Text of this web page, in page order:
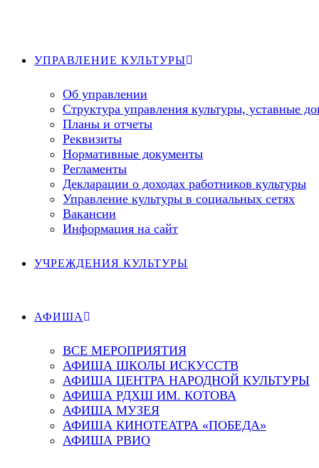
УПРАВЛЕНИЕ КУЛЬТУРЫ
Об управлении
Структура управления культуры, уставные
Планы и отчеты
Реквизиты
Нормативные документы
Регламенты
Декларации о доходах работников культуры
Управление культуры в социальных сетях
Вакансии
Информация на сайт
УЧРЕЖДЕНИЯ КУЛЬТУРЫ
АФИША
ВСЕ МЕРОПРИЯТИЯ
АФИША ШКОЛЫ ИСКУССТВ
АФИША ЦЕНТРА НАРОДНОЙ КУЛЬТУРЫ
АФИША РДХШ ИМ. КОТОВА
АФИША МУЗЕЯ
АФИША КИНОТЕАТРА «ПОБЕДА»
АФИША РВИО